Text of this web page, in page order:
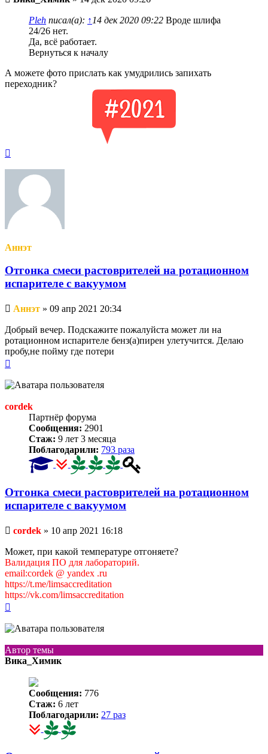
сообщение
Pleh писал(а): ↑ 14 дек 2020 09:22 Вроде шлифа
24/26 нет.
Да, всё работает.
Вернуться к началу
А можете фото прислать как умудрились запихать
переходник?
началу
Аннэт
Отгонка смеси растоврителей на ротационном
испарителе с вакуумом
Непрочитанное
Аннэт » 09 апр 2021 20:34
Добрый вечер. Подскажите пожалуйста может ли на
ротационном испарителе бенз(а)пирен улетучится. Делаю
пробу,не пойму где потери
началу
cordek
Партнёр форума
Сообщения: 2901
Стаж: 9 лет 3 месяца
Поблагодарили: 793 раза
Отгонка смеси растоврителей на ротационном
испарителе с вакуумом
Непрочитанное
cordek » 10 апр 2021 16:18
Может, при какой температуре отгоняете?
Валидация ПО для лабораторий.
email:cordek @ yandex .ru
https://t.me/limsaccreditation
https://vk.com/limsaccreditation
началу
Автор темы
Вика_Химик
Сообщения: 776
Стаж: 6 лет
Поблагодарили: 27 раз